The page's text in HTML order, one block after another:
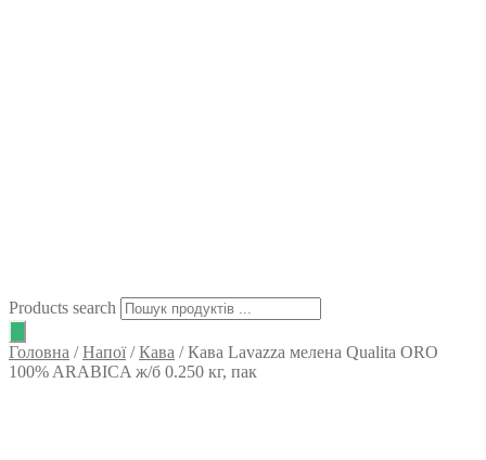
Products search
Головна /Напої/Кава /Кава Lavazza мелена Qualita ORO
100% ARABICA ж/б 0.250 кг, пак